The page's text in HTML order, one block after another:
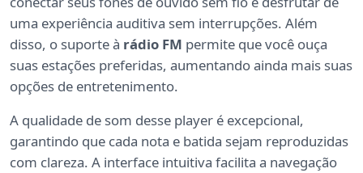
uma experiência auditiva sem interrupções. Além
disso, o suporte à rádio FM permite que você ouça
suas estações preferidas, aumentando ainda mais suas
opções de entretenimento.
A qualidade de som desse player é excepcional,
garantindo que cada nota e batida sejam reproduzidas
com clareza. A interface intuitiva facilita a navegação